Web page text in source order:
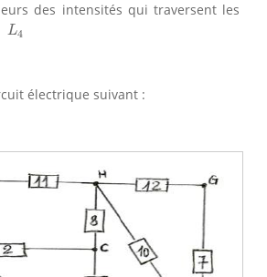
des intensités qui traversent les
L4
L
électrique suivant :